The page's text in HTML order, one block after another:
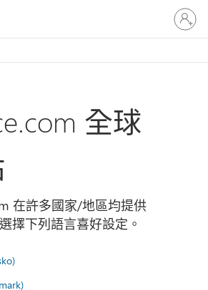
登
入
您
全球
在許多國家/地區均提供
擇下列語言喜好設定。